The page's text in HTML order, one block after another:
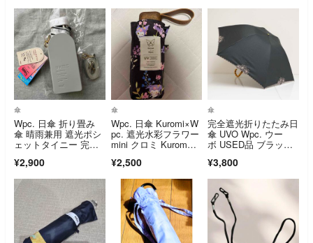
傘
Wpc. 日傘 折り畳み
傘 晴雨兼用 遮光ポシ
ェットタイニー 完全
¥2,900
傘
Wpc. 日傘 Kuromi×W
pc. 遮光水彩フラワー
mini クロミ Kurom
¥2,500
傘
完全遮光折りたたみ日
傘 UVO Wpc. ウー
ボ USED品 ブラッ
段 UV 遮光 遮熱 最強
の日傘 軽量 55cm FA
9966
¥3,800